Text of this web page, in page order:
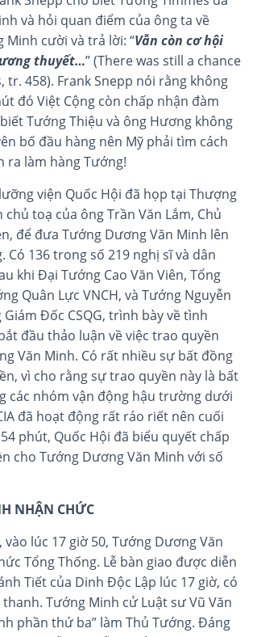
và hỏi quan điểm của ông ta về
Minh cười và trả lời: “Vẫn còn cơ hội
thuyết…”(There was still a chance
458). Frank Snepp nói rằng không
đó Việt Cộng còn chấp nhận đàm
Tướng Thiệu và ông Hương không
bố đầu hàng nên Mỹ phải tìm cách
ra làm hàng Tướng!
viện Quốc Hội đã họp tại Thượng
toạ của ông Trần Văn Lắm, Chủ
để đưa Tướng Dương Văn Minh lên
Có 136 trong số 219 nghị sĩ và dân
khi Đại Tướng Cao Văn Viên, Tổng
Quân Lực VNCH, và Tướng Nguyễn
Giám Đốc CSQG, trình bày về tình
đầu thảo luận về việc trao quyền
Văn Minh. Có rất nhiều sự bất đồng
vì cho rằng sự trao quyền này là bất
các nhóm vận động hậu trường dưới
đã hoạt động rất ráo riết nên cuối
phút, Quốc Hội đã biểu quyết chấp
cho Tướng Dương Văn Minh với số
NHẬN CHỨC
vào lúc 17 giờ 50, Tướng Dương Văn
Tổng Thống. Lễ bàn giao được diễn
Tiết của Dinh Độc Lập lúc 17 giờ, có
Tướng Minh cử Luật sư Vũ Văn
phần thứ ba” làm Thủ Tướng. Đáng